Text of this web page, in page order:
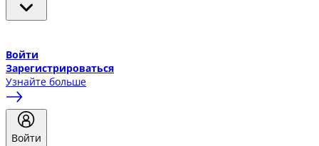
Войти
Зарегистрироваться
Узнайте больше
Войти